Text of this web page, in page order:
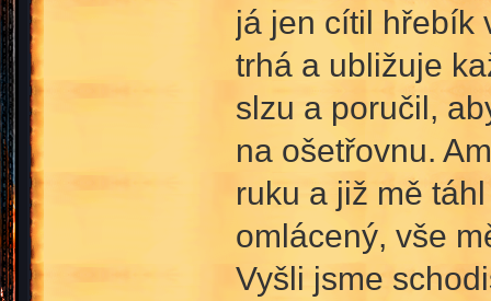
já jen cítil hřebík
trhá a ubližuje
slzu a poručil,
na ošetřovnu.
ruku a již mě
omlácený, vše
Vyšli jsme